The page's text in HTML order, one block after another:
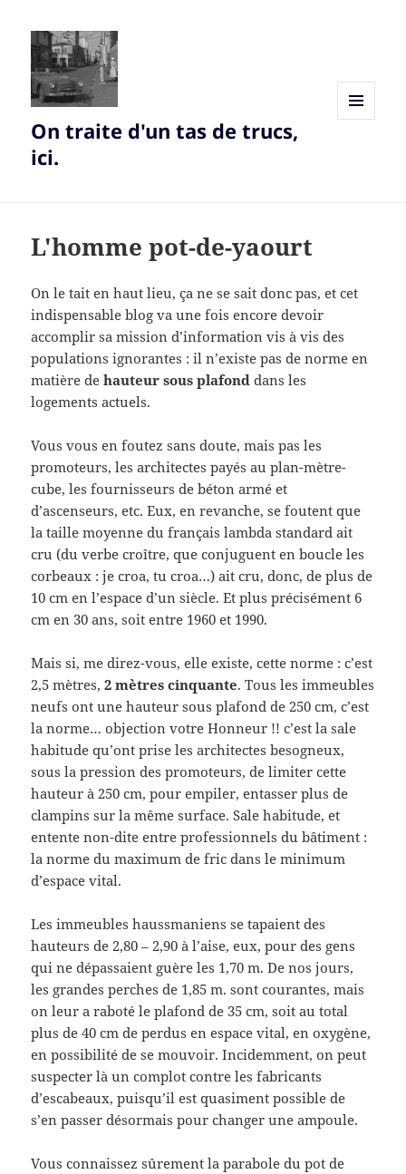
On traite d'un tas de trucs,
ici.
L'homme pot-de-yaourt
On le tait en haut lieu, ça ne se sait donc pas, et cet
indispensable blog va une fois encore devoir
accomplir sa mission d’information vis à vis des
populations ignorantes : il n’existe pas de norme en
matière dehauteur sous plafond dans les
logements actuels.
Vous vous en foutez sans doute, mais pas les
promoteurs, les architectes payés au plan-mètre-
cube, les fournisseurs de béton armé et
d’ascenseurs, etc. Eux, en revanche, se foutent que
la taille moyenne du français lambda standard ait
cru (du verbe croître, que conjuguent en boucle les
corbeaux : je croa, tu croa…) ait cru, donc, de plus de
10 cm en l’espace d’un siècle. Et plus précisément 6
cm en 30 ans, soit entre 1960 et 1990.
Mais si, me direz-vous, elle existe, cette norme : c’est
2,5 mètres,2 mètres cinquante. Tous les immeubles
neufs ont une hauteur sous plafond de 250 cm, c’est
la norme… objection votre Honneur !! c’est la sale
habitude qu’ont prise les architectes besogneux,
sous la pression des promoteurs, de limiter cette
hauteur à 250 cm, pour empiler, entasser plus de
clampins sur la même surface. Sale habitude, et
entente non-dite entre professionnels du bâtiment :
la norme du maximum de fric dans le minimum
d’espace vital.
Les immeubles haussmaniens se tapaient des
hauteurs de 2,80 – 2,90 à l’aise, eux, pour des gens
qui ne dépassaient guère les 1,70 m. De nos jours,
les grandes perches de 1,85 m. sont courantes, mais
on leur a raboté le plafond de 35 cm, soit au total
plus de 40 cm de perdus en espace vital, en oxygène,
en possibilité de se mouvoir. Incidemment, on peut
suspecter là un complot contre les fabricants
d’escabeaux, puisqu’il est quasiment possible de
s’en passer désormais pour changer une ampoule.
Vous connaissez sûrement la parabole du pot de